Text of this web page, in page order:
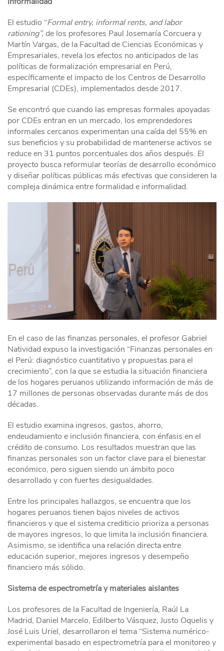
El estudio “Formal entry, informal rents, and labor
rationing”, de los profesores Paul Josemaría Corcuera y
Martín Vargas, de la Facultad de Ciencias Económicas y
Empresariales, revela los efectos no anticipados de las
políticas de formalización empresarial en Perú,
específicamente el impacto de los Centros de Desarrollo
Empresarial (CDEs), implementados desde 2017.
Se encontró que cuando las empresas formales apoyadas
por CDEs entran en un mercado, los emprendedores
informales cercanos experimentan una caída del 55% en
sus beneficios y su probabilidad de mantenerse activos se
reduce en 31 puntos porcentuales dos años después. El
proyecto busca reformular teorías de desarrollo económico
y diseñar políticas públicas más efectivas que consideren la
compleja dinámica entre formalidad e informalidad.
En el caso de las finanzas personales, el profesor Gabriel
Natividad expuso la investigación “Finanzas personales en
el Perú: diagnóstico cuantitativo y propuestas para el
crecimiento”, con la que se estudia la situación financiera
de los hogares peruanos utilizando información de más de
17 millones de personas observadas durante más de dos
décadas.
El estudio examina ingresos, gastos, ahorro,
endeudamiento e inclusión financiera, con énfasis en el
crédito de consumo. Los resultados muestran que las
finanzas personales son un factor clave para el bienestar
económico, pero siguen siendo un ámbito poco
desarrollado y con fuertes desigualdades.
Entre los principales hallazgos, se encuentra que los
hogares peruanos tienen bajos niveles de activos
financieros y que el sistema crediticio prioriza a personas
de mayores ingresos, lo que limita la inclusión financiera.
Asimismo, se identifica una relación directa entre
educación superior, mejores ingresos y desempeño
financiero más sólido.
Sistema de espectrometría y materiales aislantes
Los profesores de la Facultad de Ingeniería, Raúl La
Madrid, Daniel Marcelo, Edilberto Vásquez, Justo Oquelis y
José Luis Uriel, desarrollaron el tema “Sistema numérico-
experimental basado en espectrometría para el monitoreo y